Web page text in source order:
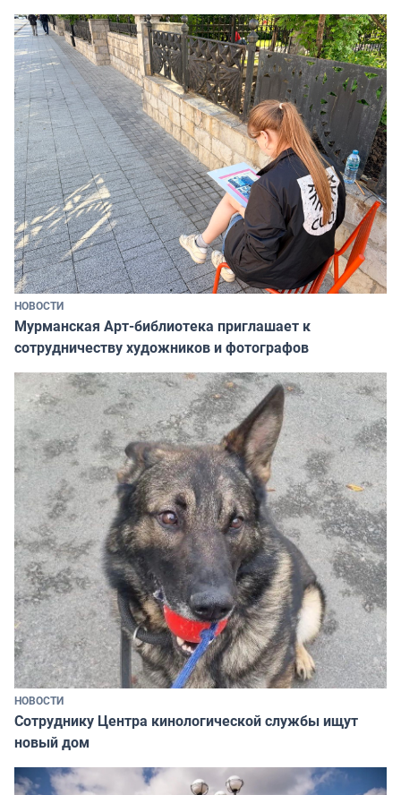
НОВОСТИ
Мурманская Арт-библиотека приглашает к
сотрудничеству художников и фотографов
НОВОСТИ
Сотруднику Центра кинологической службы ищут
новый дом